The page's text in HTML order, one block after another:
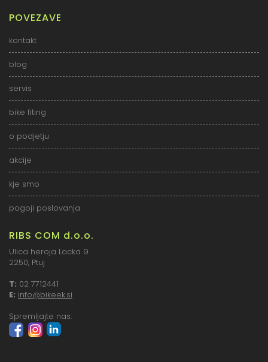
POVEZAVE
kontakt
blog
servis
bike fiting
o podjetju
akcije
kje smo
pogoji poslovanja
RIBS COM d.o.o.
Ulica heroja Lacka 9
2250, Ptuj
T: 02 7712441
E: info@bikeek.si
Spremljajte nas: